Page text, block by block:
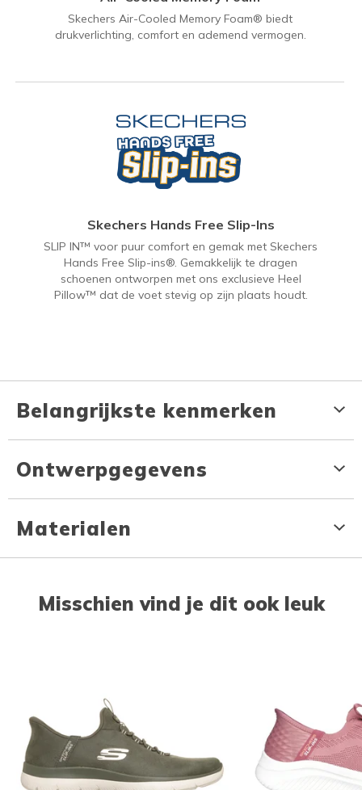
Skechers Air-Cooled Memory Foam® biedt
drukverlichting, comfort en ademend vermogen.
Skechers Hands Free Slip-Ins
SLIP IN™ voor puur comfort en gemak met Skechers
Hands Free Slip-ins®. Gemakkelijk te dragen
schoenen ontworpen met ons exclusieve Heel
Pillow™ dat de voet stevig op zijn plaats houdt.
Belangrijkste kenmerken
Ontwerpgegevens
Materialen
Misschien vind je dit ook leuk